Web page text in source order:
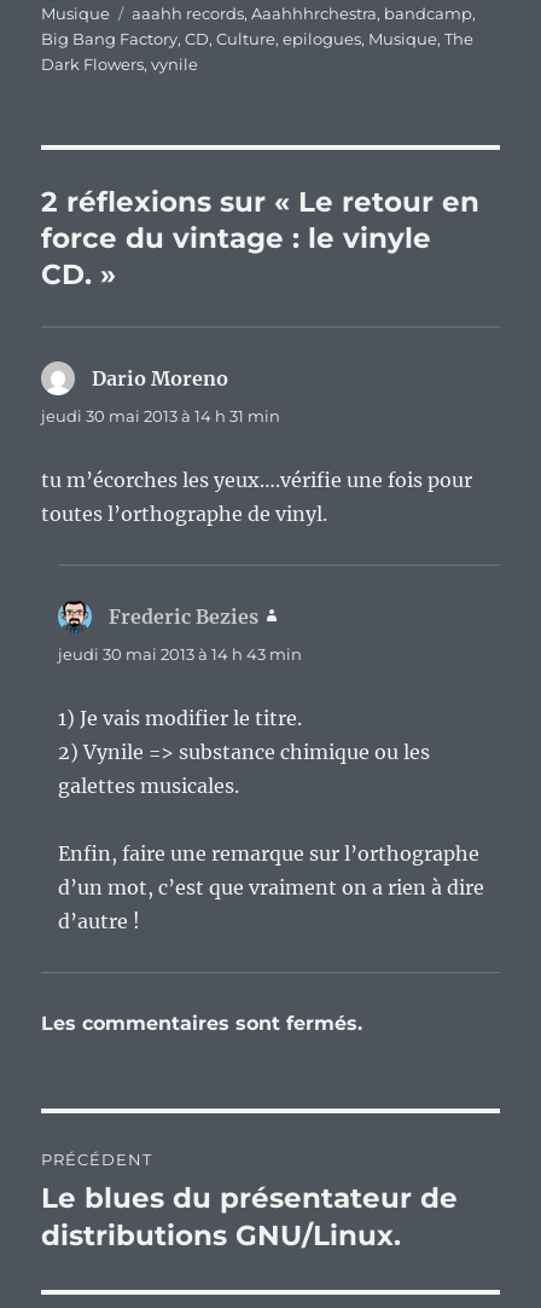
le
Musique
Étiquettes
aaahh records,Aaahhhrchestra, bandcamp,
Big Bang Factory,CD,Culture,epilogues, Musique,The
Dark Flowers,vynile
2 réflexions sur « Le retour en
force du vintage : le vinyle
CD. »
Dario Moreno
jeudi 30 mai 2013 à 14 h 31 min
tu m’écorches les yeux….vérifie une fois pour
toutes l’orthographe de vinyl.
Frederic Bezies
jeudi 30 mai 2013 à 14 h 43 min
1) Je vais modifier le titre.
2) Vynile => substance chimique ou les
galettes musicales.
Enfin, faire une remarque sur l’orthographe
d’un mot, c’est que vraiment on a rien à dire
d’autre !
Les commentaires sont fermés.
de
l’article
PRÉCÉDENT
Publication
précédente :
Le blues du présentateur de
distributions GNU/Linux.